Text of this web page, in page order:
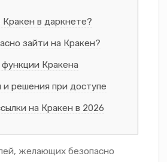
Кракен в даркнете?
зайти на Кракен?
Кракена
решения при доступе
на Кракен в 2026
желающих безопасно